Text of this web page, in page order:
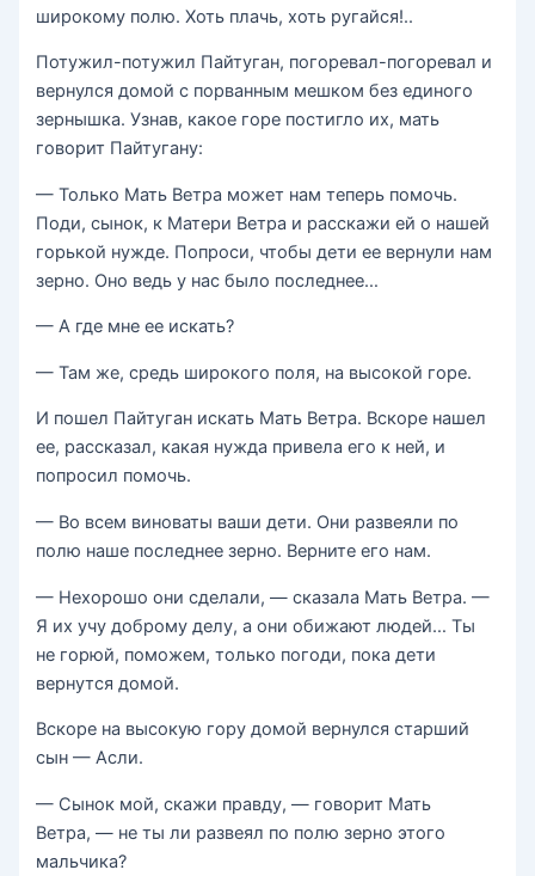
широкому полю. Хоть плачь, хоть ругайся!..
Потужил-потужил Пайтуган, погоревал-погоревал и
вернулся домой с порванным мешком без единого
зернышка. Узнав, какое горе постигло их, мать
говорит Пайтугану:
— Только Мать Ветра может нам теперь помочь.
Поди, сынок, к Матери Ветра и расскажи ей о нашей
горькой нужде. Попроси, чтобы дети ее вернули нам
зерно. Оно ведь у нас было последнее…
— А где мне ее искать?
— Там же, средь широкого поля, на высокой горе.
И пошел Пайтуган искать Мать Ветра. Вскоре нашел
ее, рассказал, какая нужда привела его к ней, и
попросил помочь.
— Во всем виноваты ваши дети. Они развеяли по
полю наше последнее зерно. Верните его нам.
— Нехорошо они сделали, — сказала Мать Ветра. —
Я их учу доброму делу, а они обижают людей… Ты
не горюй, поможем, только погоди, пока дети
вернутся домой.
Вскоре на высокую гору домой вернулся старший
сын — Асли.
— Сынок мой, скажи правду, — говорит Мать
Ветра, — не ты ли развеял по полю зерно этого
мальчика?